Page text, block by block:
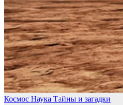
Космос Наука Тайны и загадки